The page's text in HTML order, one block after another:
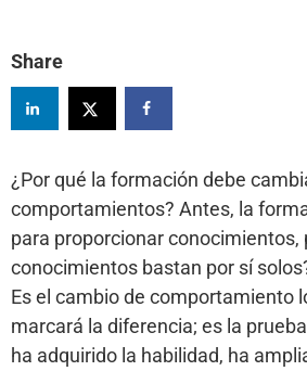
Share
¿Por qué la formación debe
comportamientos? Antes, la
para proporcionar conocimientos,
conocimientos bastan por sí
Es el cambio de comportamiento
marcará la diferencia; es la
ha adquirido la habilidad, ha